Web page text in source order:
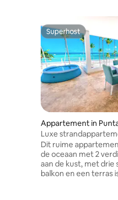
Superhost
Superhost
Appartement in
Luxe
de oceaan in Bavaro
Dit ruime
de oceaan met 2
aan de kust, met drie
balkon en een terras